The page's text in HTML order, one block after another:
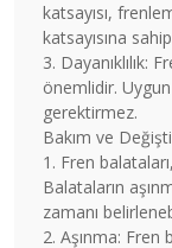
katsayısı,
katsayısına
3. Dayanıklılık:
önemlidir.
gerektirmez.
Bakım ve
1. Fren
Balataların
zamanı
2. Aşınma: Fren